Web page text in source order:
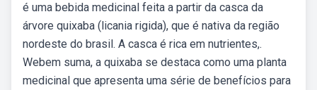
é uma bebida medicinal feita a partir da casca da
árvore quixaba (licania rigida), que é nativa da região
nordeste do brasil. A casca é rica em nutrientes,.
Webem suma, a quixaba se destaca como uma planta
medicinal que apresenta uma série de benefícios para